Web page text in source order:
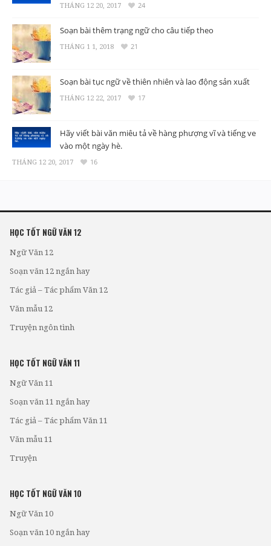
THÁNG 12 20, 2017 24
Soạn bài thêm trạng ngữ cho câu tiếp theo
THÁNG 1 1, 2018 21
Soạn bài tục ngữ về thiên nhiên và lao động sản xuất
THÁNG 12 22, 2017 17
Hãy viết bài văn miêu tả về hàng phượng vĩ và tiếng ve
vào một ngày hè.
THÁNG 12 20, 2017 16
HỌC TỐT NGỮ VĂN 12
Ngữ Văn 12
Soạn văn 12 ngắn hay
Tác giả – Tác phẩm Văn 12
Văn mẫu 12
Truyện ngôn tình
HỌC TỐT NGỮ VĂN 11
Ngữ Văn 11
Soạn văn 11 ngắn hay
Tác giả – Tác phẩm Văn 11
Văn mẫu 11
Truyện
HỌC TỐT NGỮ VĂN 10
Ngữ Văn 10
Soạn văn 10 ngắn hay